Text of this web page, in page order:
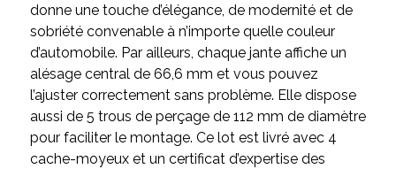
donne une touche d’élégance, de modernité et de
sobriété convenable à n’importe quelle couleur
d’automobile. Par ailleurs, chaque jante affiche un
alésage central de 66,6 mm et vous pouvez
l’ajuster correctement sans problème. Elle dispose
aussi de 5 trous de perçage de 112 mm de diamètre
pour faciliter le montage. Ce lot est livré avec 4
cache-moyeux et un certificat d’expertise des